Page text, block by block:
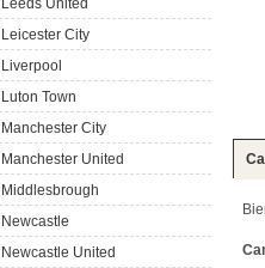
Leeds United
Leicester City
Liverpool
Luton Town
Manchester City
Manchester United
Middlesbrough
Newcastle
Newcastle United